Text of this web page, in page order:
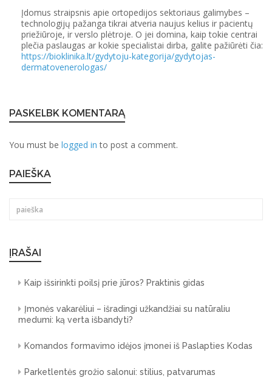
Įdomus straipsnis apie ortopedijos sektoriaus galimybes –
technologijų pažanga tikrai atveria naujus kelius ir pacientų
priežiūroje, ir verslo plėtroje. O jei domina, kaip tokie centrai
plečia paslaugas ar kokie specialistai dirba, galite pažiūrėti čia:
https://bioklinika.lt/gydytoju-kategorija/gydytojas-
dermatovenerologas/
PASKELBK KOMENTARĄ
You must be logged in to post a comment.
PAIEŠKA
ĮRAŠAI
Kaip išsirinkti poilsį prie jūros? Praktinis gidas
Įmonės vakarėliui – išradingi užkandžiai su natūraliu
medumi: ką verta išbandyti?
Komandos formavimo idėjos įmonei iš Paslapties Kodas
Parketlentės grožio salonui: stilius, patvarumas